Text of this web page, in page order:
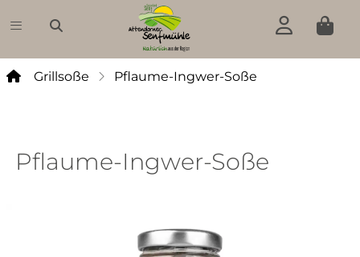
Grillsoße Pflaume-Ingwer-Soße
Grillsoße
Pflaume-Ingwer-Soße
Pflaume-Ingwer-Soße